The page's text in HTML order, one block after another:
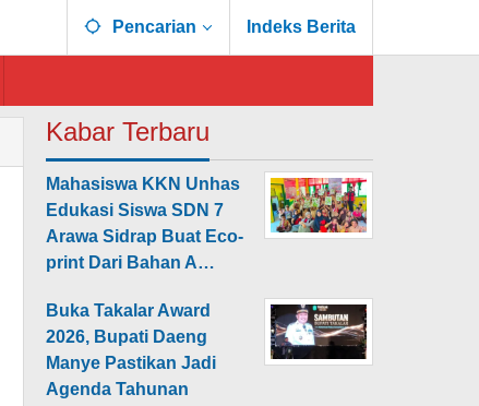
Pencarian Indeks Berita
Kabar Terbaru
Mahasiswa KKN Unhas
Edukasi Siswa SDN 7
Arawa Sidrap Buat Eco-
print Dari Bahan A…
Buka Takalar Award
2026, Bupati Daeng
Manye Pastikan Jadi
Agenda Tahunan